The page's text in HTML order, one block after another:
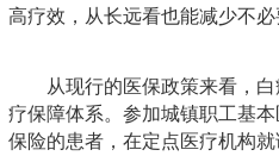
高疗效，从长远看也能减少不必
从现行的医保政策来看，
疗保障体系。参加城镇职工基
保险的患者，在定点医疗机构